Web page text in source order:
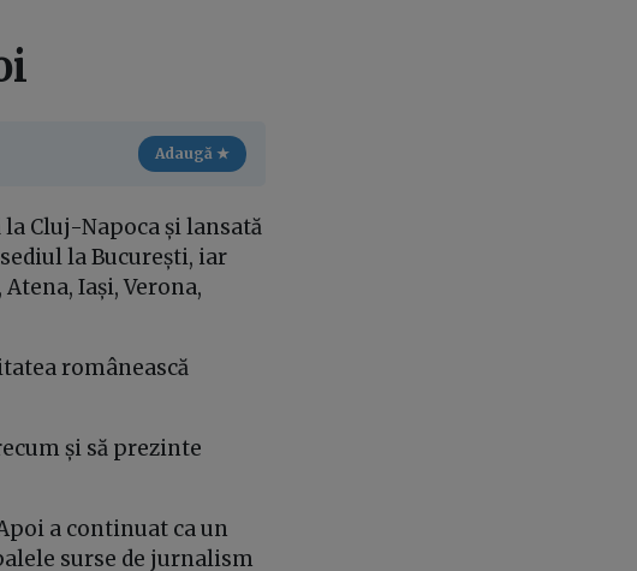
Adaugă ★
Cluj-Napoca și lansată
la București, iar
Iași, Verona,
românească
și să prezinte
a continuat ca un
surse de jurnalism